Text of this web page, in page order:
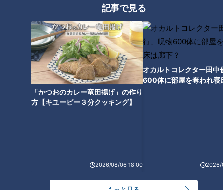
記事で見る
「かつおのカレー竜田揚げ」の作り
方【キユーピー３分クッキング】
2026/08/06 18:00
オカルトコレクター田中
600体に部屋を奪われ寝
2026/
下記の項目のうち当てはまるものが多いほど、内臓脂肪の蓄積
リスクが高いそうです。
（１）年齢が40歳以上
（２）ご飯・パン・麺類が好き
（３）お菓子・甘いものが好き
（４）甘い飲み物をよく飲む・果物をよく食べる
（５）お酒をよく飲む